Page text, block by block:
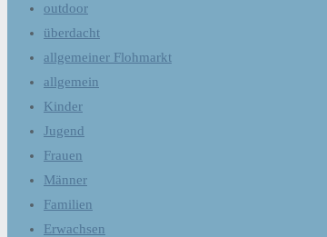
outdoor
überdacht
allgemeiner Flohmarkt
allgemein
Kinder
Jugend
Frauen
Männer
Familien
Erwachsen